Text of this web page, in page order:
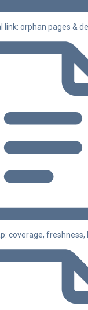
link: orphan pages &
coverage, freshness,